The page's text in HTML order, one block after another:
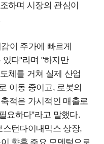
하며 시장의 관심이
이 주가에 빠르게
다"라며 "하지만
체를 거쳐 실제 산업
이동 중이고, 로봇의
적은 가시적인 매출로
요하다"라고 말했다.
턴다이내믹스 상장,